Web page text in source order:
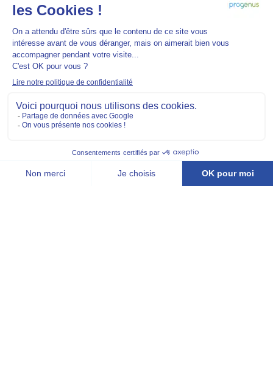
Rue Camille Hubert 7a - 5032 Gembloux (Isnes) - Belgique
Tél :0032 81 61 69 01- Mail :info@progenus.be -Rejoignez-nous
générales
Protection des données